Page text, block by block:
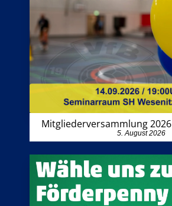
Mitgliederversammlung 2026
5. August 2026